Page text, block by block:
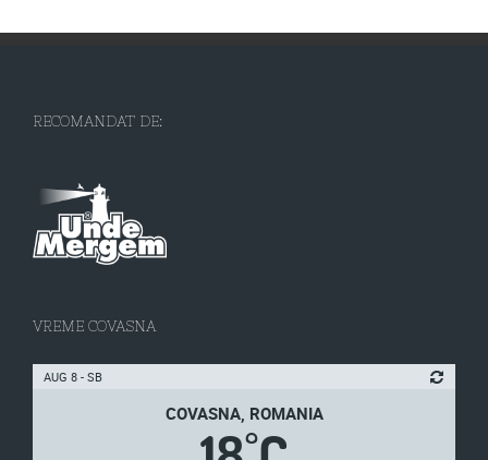
RECOMANDAT DE:
VREME COVASNA
AUG 8 - SB
COVASNA, ROMANIA
°